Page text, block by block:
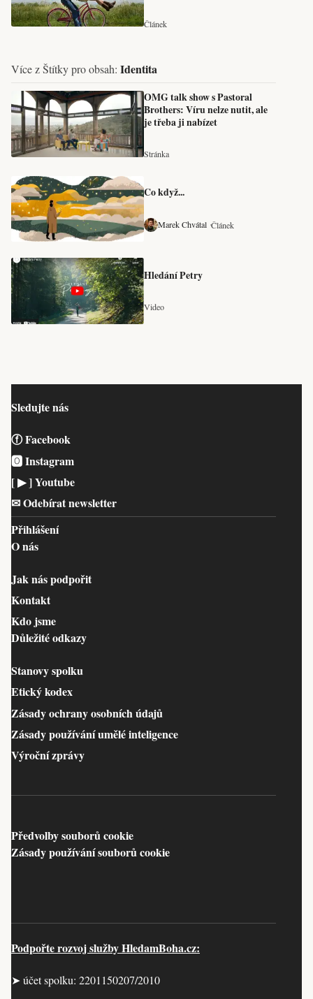
Článek
Více z Štítky pro obsah: Identita
OMG talk show s Pastoral
Brothers: Víru nelze nutit, ale
je třeba ji nabízet
Stránka
Co když...
Marek Chvátal Článek
Hledání Petry
Video
Sledujte nás
ⓕ Facebook
🅾 Instagram
[ ▶︎ ] Youtube
✉︎ Odebírat newsletter
Přihlášení
O nás
Jak nás podpořit
Kontakt
Kdo jsme
Důležité odkazy
Stanovy spolku
Etický kodex
Zásady ochrany osobních údajů
Zásady používání umělé inteligence
Výroční zprávy
Předvolby souborů cookie
Zásady používání souborů cookie
Podpořte rozvoj služby HledamBoha.cz:
➤ účet spolku: 2201150207/2010